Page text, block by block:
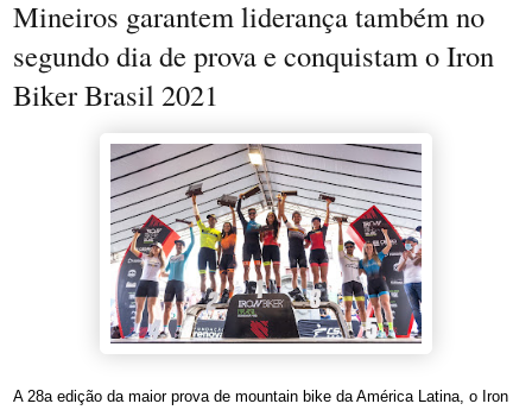
Mineiros garantem liderança também no
segundo dia de prova e conquistam o Iron
Biker Brasil 2021
A 28a edição da maior prova de mountain bike da América Latina, o Iron